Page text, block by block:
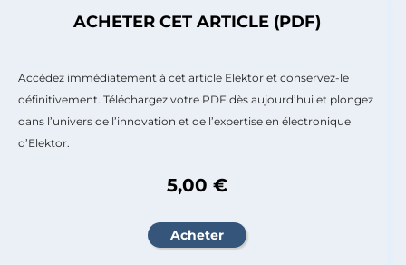
ACHETER CET ARTICLE (PDF)
Accédez immédiatement à cet article Elektor et conservez-le
définitivement. Téléchargez votre PDF dès aujourd’hui et plongez
dans l’univers de l’innovation et de l’expertise en électronique
d’Elektor.
5,00 €